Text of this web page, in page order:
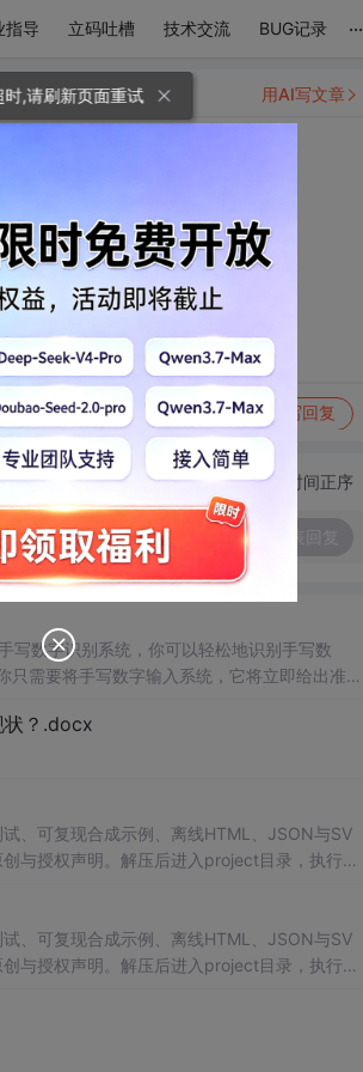
指导 立码吐槽 技术交流 BUG记录 ...
报 写回复
用AI写文章
切换为时间正序
写数字识别系统，你可以轻松地识别手写数
需要将手写数字输入系统，它将立即给出准确
状？.docx
、可复现合成示例、离线HTML、JSON与SV
与授权声明。解压后进入project目录，执行np
试审计和课程实践。
、可复现合成示例、离线HTML、JSON与SV
与授权声明。解压后进入project目录，执行np
试审计和课程实践。
时,请刷新页面重试